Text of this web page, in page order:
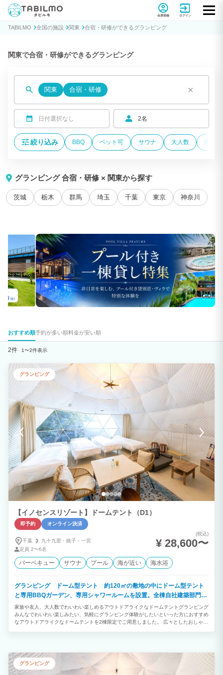
貸別荘コテージ・一棟貸し宿泊予約サイトTABILMO(タビルモ)
会員登録 ログイン
TABILMO 全国の施設 関東 合宿・研修ができるグランピング
関東で合宿・研修ができるグランピング
関東 合宿・研修 ×
日付選択なし 2名
絞り込み BBQ ペット可 サウナ 大人数 海が
グランピング 合宿・研修 × 関東から探す
茨城 栃木 群馬 埼玉 千葉 東京 神奈川
おすすめ順予約が多い順料金が安い順
2件 1〜2件表示
グランピング
【イノセンスリゾート】ドームテント（D1）
即予約 オンライン決済
千葉 九十九里・ 銚子・ 一宮
定員 2〜6名
(税込)
¥ 28,600〜
バーベキュー サウナ プール 海が近い 海水浴
グランピング ドーム型テント 約120㎡の敷地の中にドーム型テント
と専用BBQガーデン、専用シャワールームを設置。全棟自社建築部門で
デザイン建築されたお洒落なお部屋です。
家族や友人、大人数でわいわい楽しめるアウトドアライクなドームテントグランピング
みんなでわいわい楽しみたい、気軽にグランピング体験がしたいといった方におすすめ
なアウトドアライクなドームテントを2棟限定でご用意しました。 広々としたおしゃれ
グランピング